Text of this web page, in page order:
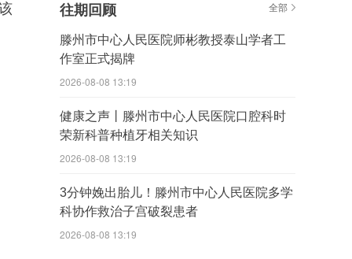
往期回顾 全部
滕州市中心人民医院师彬教授泰山学者工
作室正式揭牌
2026-08-08 13:19
健康之声丨滕州市中心人民医院口腔科时
荣新科普种植牙相关知识
2026-08-08 13:19
3分钟娩出胎儿！滕州市中心人民医院多学
科协作救治子宫破裂患者
2026-08-08 13:19